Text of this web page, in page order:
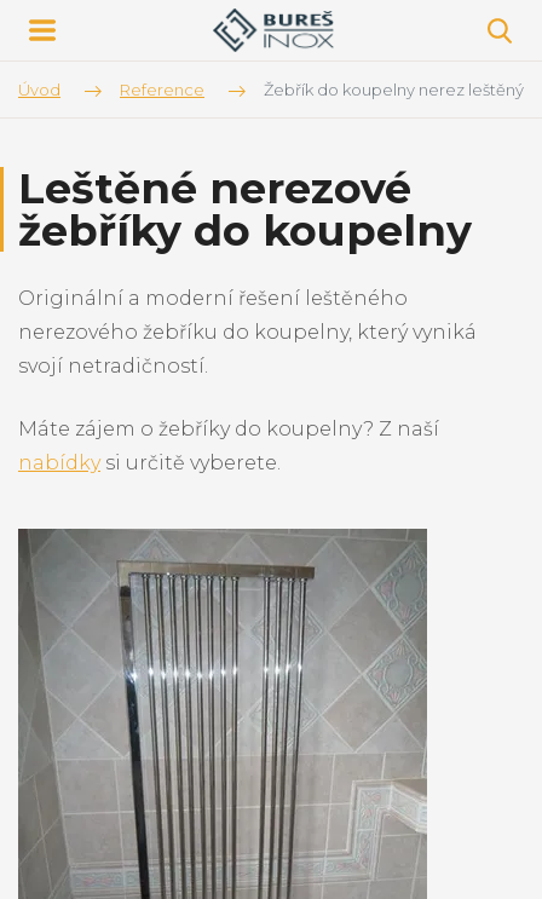
Úvod Reference Žebřík do koupelny nerez leštěný
Leštěné nerezové
žebříky do koupelny
Originální a moderní řešení leštěného
nerezového žebříku do koupelny, který vyniká
svojí netradičností.
Máte zájem o žebříky do koupelny? Z naší
nabídkysi určitě vyberete.